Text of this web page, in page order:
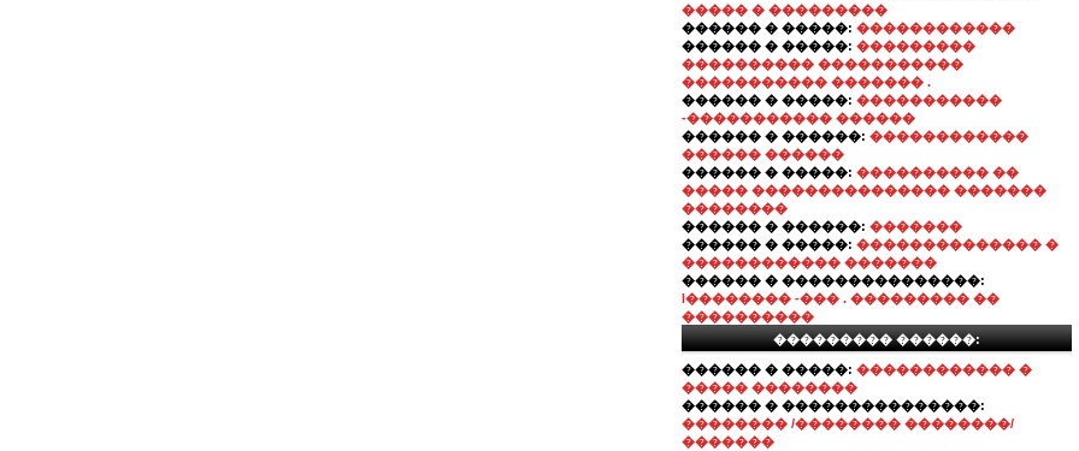
����� � ���������
������ � �����: ������������
������ � �����: ���������
���������� �����������
����������� ������� .
������ � �����: �����������
-����������� ������
������ � ������: ������������
������ ������
������ � �����: ���������� ��
����� ��������������� �������
��������
������ � ������: �������
������ � �����: �������������� �
������������ �������
������ � ���������������:
l�������� -��� . ��������� ��
����������
��������� ������:
������ � �����: ������������ �
����� ��������
������ � ���������������:
�������� /�������� ��������/
�������